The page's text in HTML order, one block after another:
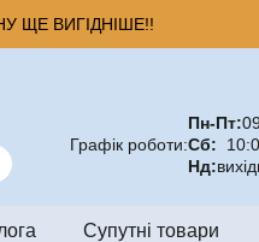
ЩЕ ВИГІДНІШЕ!!
Графік роботи:
Пн-Пт:
Сб:
Нд:
Супутні товари